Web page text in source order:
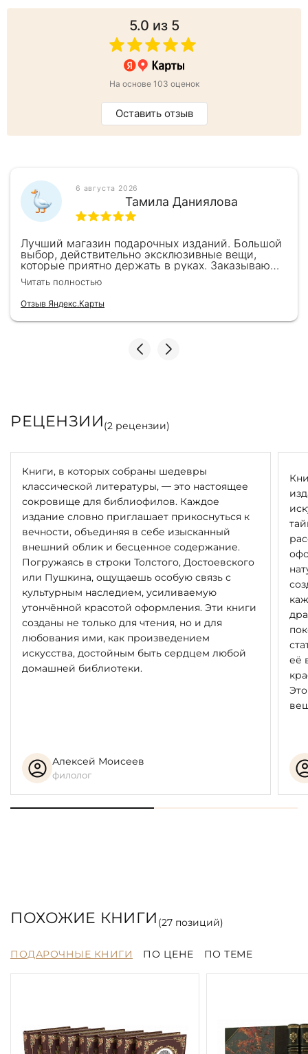
5.0 из 5
На основе 103 оценок
Оставить отзыв
6 августа 2026
Тамила Даниялова
Лучший магазин подарочных изданий. Большой
выбор, действительно эксклюзивные вещи,
которые приятно держать в руках. Заказываю
здесь уже второй раз для бизнес-партнеров,
всегда всё безупречно — от общения с
консультантами до качества самих книг.
Однозначно рекомендую
Читать полностью
Отзыв Яндекс.Карты
РЕЦЕНЗИИ(2 рецензии)
Книги, в которых собраны шедевры
классической литературы, — это настоящее
сокровище для библиофилов. Каждое
издание словно приглашает прикоснуться к
вечности, объединяя в себе изысканный
внешний облик и бесценное содержание.
Погружаясь в строки Толстого, Достоевского
или Пушкина, ощущаешь особую связь с
культурным наследием, усиливаемую
утончённой красотой оформления. Эти книги
созданы не только для чтения, но и для
любования ими, как произведением
искусства, достойным быть сердцем любой
домашней библиотеки.
Алексей Моисеев
филолог
её
ПОХОЖИЕ КНИГИ (27позиций)
ПОДАРОЧНЫЕ КНИГИ ПО ЦЕНЕ ПО ТЕМЕ